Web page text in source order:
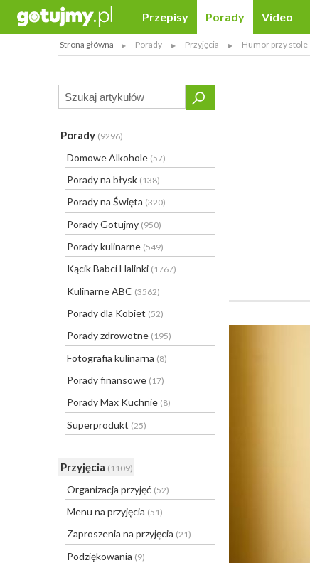
Przepisy Porady Video
Strona główna Porady Przyjęcia Humor przy stole
Porady (9296)
Domowe Alkohole (57)
Porady na błysk (138)
Porady na Święta (320)
Porady Gotujmy (950)
Porady kulinarne (549)
Kącik Babci Halinki (1767)
Kulinarne ABC (3562)
Porady dla Kobiet (52)
Porady zdrowotne (195)
Fotografia kulinarna (8)
Porady finansowe (17)
Porady Max Kuchnie (8)
Superprodukt (25)
Przyjęcia (1109)
Organizacja przyjęć (52)
Menu na przyjęcia (51)
Zaproszenia na przyjęcia (21)
Podziękowania (9)